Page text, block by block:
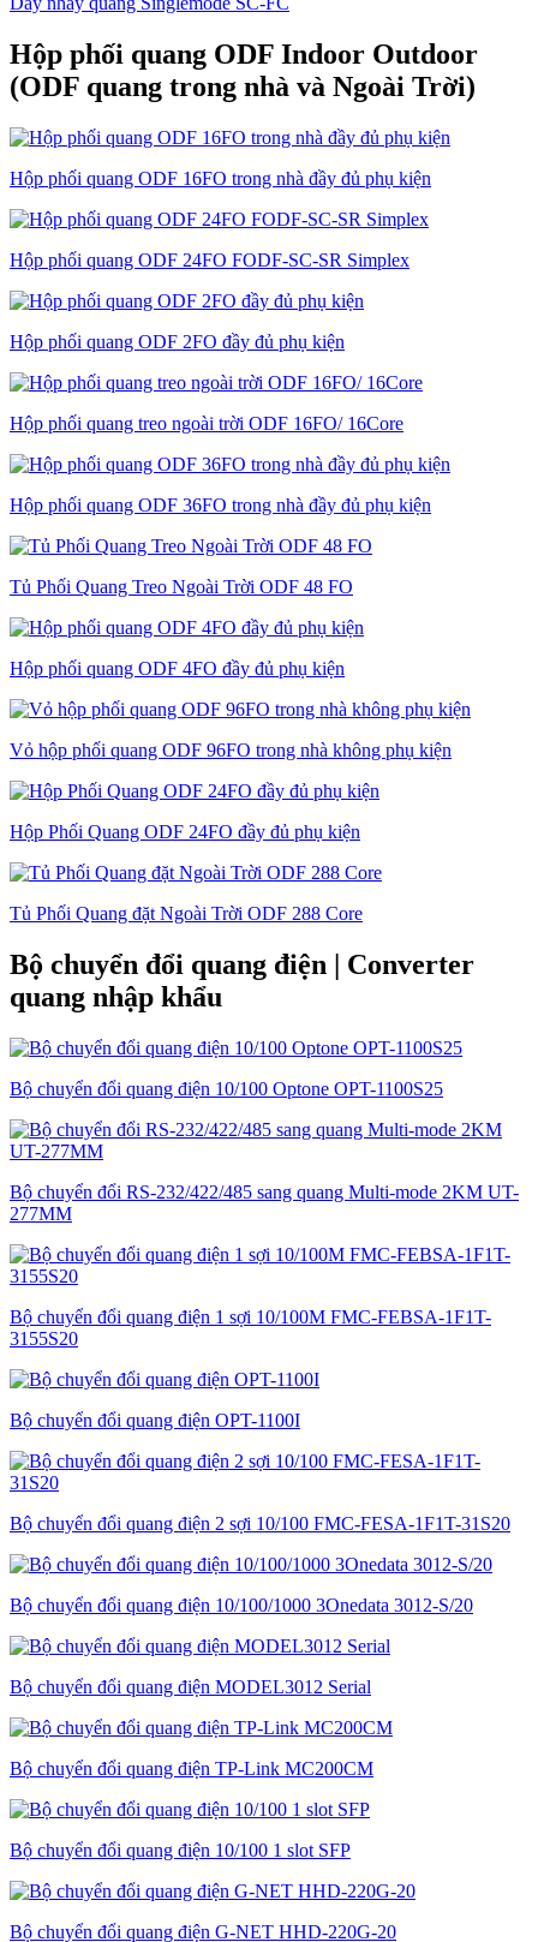
Hộp phối quang ODF Indoor Outdoor
(ODF quang trong nhà và Ngoài Trời)
Hộp phối quang ODF 16FO trong nhà đầy đủ phụ kiện
Hộp phối quang ODF 24FO FODF-SC-SR Simplex
Hộp phối quang ODF 2FO đầy đủ phụ kiện
Hộp phối quang treo ngoài trời ODF 16FO/ 16Core
Hộp phối quang ODF 36FO trong nhà đầy đủ phụ kiện
Tủ Phối Quang Treo Ngoài Trời ODF 48 FO
Hộp phối quang ODF 4FO đầy đủ phụ kiện
Vỏ hộp phối quang ODF 96FO trong nhà không phụ kiện
Hộp Phối Quang ODF 24FO đầy đủ phụ kiện
Tủ Phối Quang đặt Ngoài Trời ODF 288 Core
Bộ chuyển đổi quang điện | Converter
quang nhập khẩu
Bộ chuyển đổi quang điện 10/100 Optone OPT-1100S25
Bộ chuyển đổi RS-232/422/485 sang quang Multi-mode 2KM UT-
277MM
Bộ chuyển đổi quang điện 1 sợi 10/100M FMC-FEBSA-1F1T-
3155S20
Bộ chuyển đổi quang điện OPT-1100I
Bộ chuyển đổi quang điện 2 sợi 10/100 FMC-FESA-1F1T-31S20
Bộ chuyển đổi quang điện 10/100/1000 3Onedata 3012-S/20
Bộ chuyển đổi quang điện MODEL3012 Serial
Bộ chuyển đổi quang điện TP-Link MC200CM
Bộ chuyển đổi quang điện 10/100 1 slot SFP
Bộ chuyển đổi quang điện G-NET HHD-220G-20